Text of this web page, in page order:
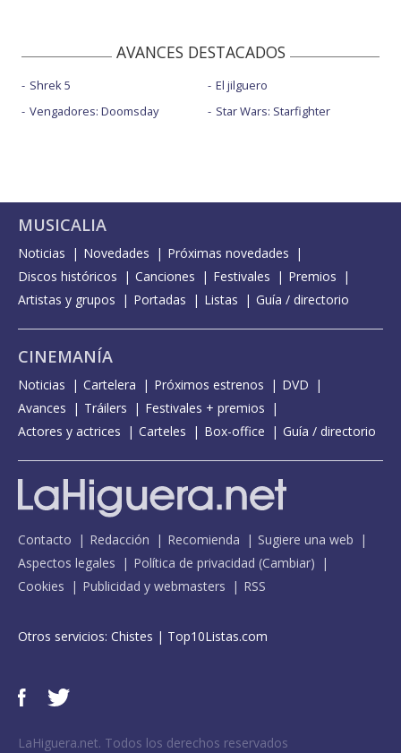
AVANCES DESTACADOS
Shrek 5
Vengadores: Doomsday
El jilguero
Star Wars: Starfighter
MUSICALIA
Noticias Novedades
Próximas novedades
Discos históricos
Canciones Festivales
Premios
Artistas y grupos
Portadas Listas Guía / directorio
CINEMANÍA
Noticias Cartelera Próximos estrenos
DVD
Avances
Tráilers
Festivales + premios
Actores y actrices
Carteles Box-office Guía / directorio
Contacto Redacción Recomienda
Sugiere una web
Aspectos legales
Política de privacidad (Cambiar)
Cookies
Publicidad y webmasters RSS
Otros servicios: Chistes | Top10Listas.com
LaHiguera.net. Todos los derechos reservados